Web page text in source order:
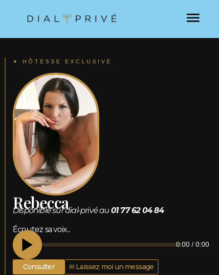
✦ HÔTESSE EXCLUSIVE
Rebecca
Disponible sur dial-privé au 01 77 62 04 84
Écoutez sa voix...
0:00 / 0:00
Consulter ✉ Laissez moi un message